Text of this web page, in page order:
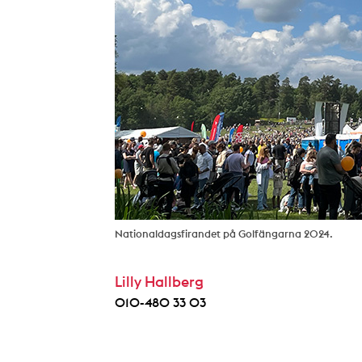
Nationaldagsfirandet på Golfängarna 2024.
Lilly Hallberg
010-480 33 03